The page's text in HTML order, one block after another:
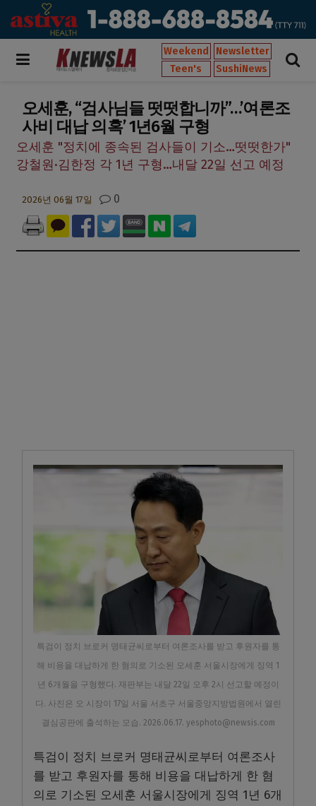
Weekend
Newsletter
Teen's
SushiNews
오세훈, “검사님들 떳떳합니까”…’여론조
사비 대납 의혹’ 1년6월 구형
오세훈 "정치에 종속된 검사들이 기소…떳떳한가"
강철원·김한정 각 1년 구형…내달 22일 선고 예정
2026년 06월 17일 0
특검이 정치 브로커 명태균씨로부터 여론조사를 받고 후원자를 통
해 비용을 대납하게 한 혐의로 기소된 오세훈 서울시장에게 징역 1
년 6개월을 구형했다. 재판부는 내달 22일 오후 2시 선고할 예정이
다. 사진은 오 시장이 17일 서울 서초구 서울중앙지방법원에서 열린
결심공판에 출석하는 모습. 2026.06.17. yesphoto@newsis.com
특검이 정치 브로커 명태균씨로부터 여론조사
를 받고 후원자를 통해 비용을 대납하게 한 혐
의로 기소된 오세훈 서울시장에게 징역 1년 6개